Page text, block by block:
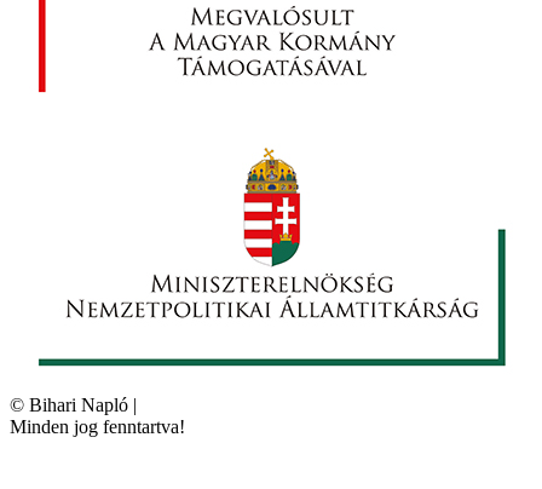
© Bihari Napló |
Minden jog fenntartva!